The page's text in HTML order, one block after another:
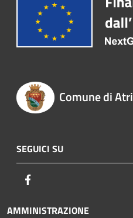
Comune di Atri
SEGUICI SU
AMMINISTRAZIONE